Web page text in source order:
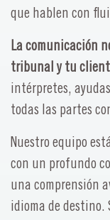
que hablen con
La comunicación
tribunal y tu
intérpretes,
todas las partes
Nuestro equipo
con un profundo
una comprensión
idioma de destino.